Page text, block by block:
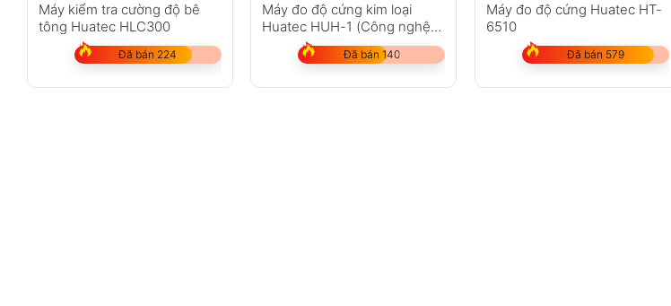
Máy kiểm tra cường độ bê
tông Huatec HLC300
Đã bán 224
Máy đo độ cứng kim loại
Huatec HUH-1 (Công nghệ
siêu âm Đức)
Đã bán 140
Máy đo độ cứng Huatec HT-
6510
Đã bán 579